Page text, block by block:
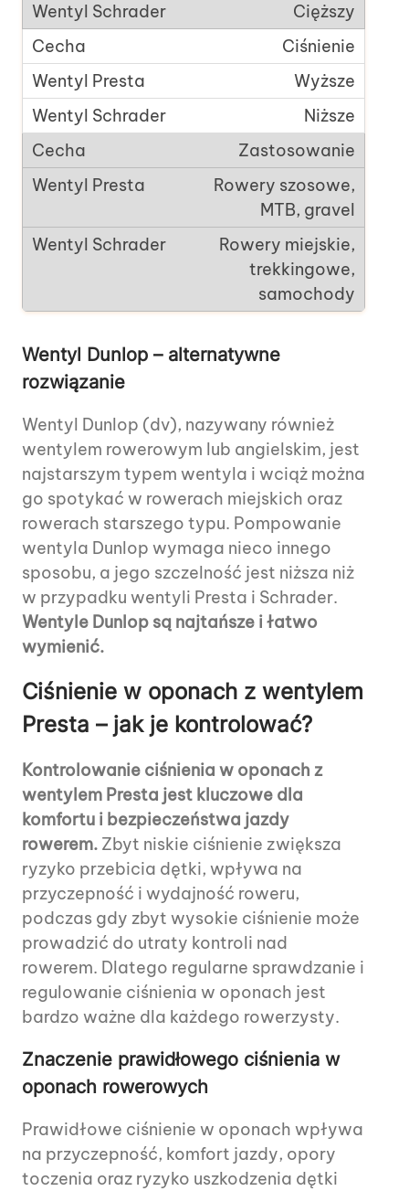
Cięższy
Ciśnienie
Wyższe
Niższe
Zastosowanie
Rowery szosowe,
MTB, gravel
Rowery miejskie,
trekkingowe,
samochody
Wentyl Dunlop – alternatywne
rozwiązanie
Wentyl Dunlop (dv), nazywany również
wentylem rowerowym lub angielskim, jest
najstarszym typem wentyla i wciąż można
go spotykać w rowerach miejskich oraz
rowerach starszego typu. Pompowanie
wentyla Dunlop wymaga nieco innego
sposobu, a jego szczelność jest niższa niż
w przypadku wentyli Presta i Schrader.
Wentyle Dunlop są najtańsze i łatwo
wymienić.
Ciśnienie w oponach z wentylem
Presta – jak je kontrolować?
Kontrolowanie ciśnienia w oponach z
wentylem Presta jest kluczowe dla
komfortu i bezpieczeństwa jazdy
rowerem. Zbyt niskie ciśnienie zwiększa
ryzyko przebicia dętki, wpływa na
przyczepność i wydajność roweru,
podczas gdy zbyt wysokie ciśnienie może
prowadzić do utraty kontroli nad
rowerem. Dlatego regularne sprawdzanie i
regulowanie ciśnienia w oponach jest
bardzo ważne dla każdego rowerzysty.
Znaczenie prawidłowego ciśnienia w
oponach rowerowych
Prawidłowe ciśnienie w oponach wpływa
na przyczepność, komfort jazdy, opory
toczenia oraz ryzyko uszkodzenia dętki